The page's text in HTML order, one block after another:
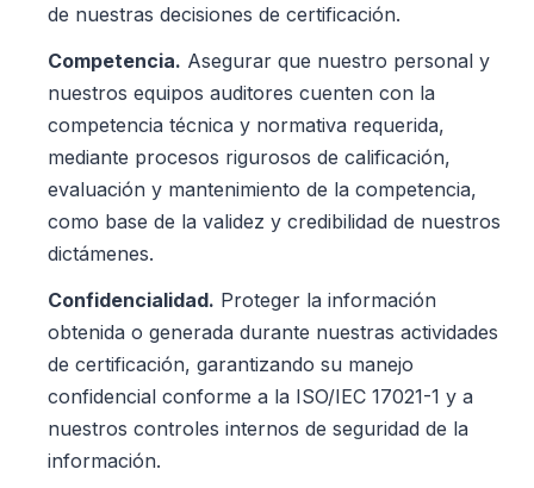
de nuestras decisiones de certificación.
Competencia. Asegurar que nuestro personal y
nuestros equipos auditores cuenten con la
competencia técnica y normativa requerida,
mediante procesos rigurosos de calificación,
evaluación y mantenimiento de la competencia,
como base de la validez y credibilidad de nuestros
dictámenes.
Confidencialidad. Proteger la información
obtenida o generada durante nuestras actividades
de certificación, garantizando su manejo
confidencial conforme a la ISO/IEC 17021-1 y a
nuestros controles internos de seguridad de la
información.